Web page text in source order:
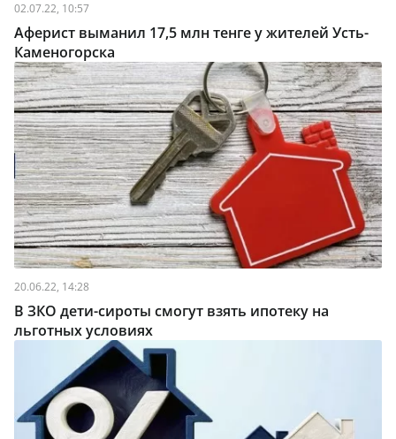
02.07.22, 10:57
Аферист выманил 17,5 млн тенге у жителей Усть-
Каменогорска
20.06.22, 14:28
В ЗКО дети-сироты смогут взять ипотеку на
льготных условиях